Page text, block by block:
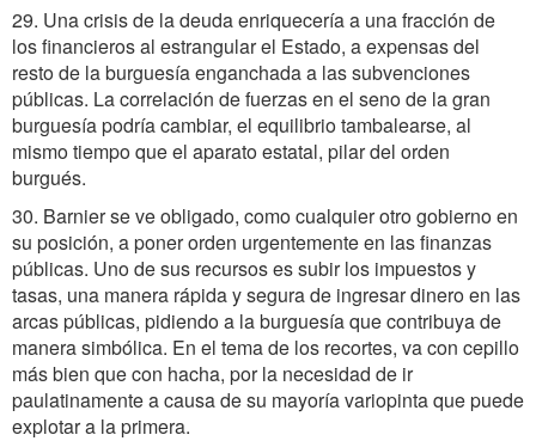
29. Una crisis de la deuda enriquecería a una fracción de
los financieros al estrangular el Estado, a expensas del
resto de la burguesía enganchada a las subvenciones
públicas. La correlación de fuerzas en el seno de la gran
burguesía podría cambiar, el equilibrio tambalearse, al
mismo tiempo que el aparato estatal, pilar del orden
burgués.
30. Barnier se ve obligado, como cualquier otro gobierno en
su posición, a poner orden urgentemente en las finanzas
públicas. Uno de sus recursos es subir los impuestos y
tasas, una manera rápida y segura de ingresar dinero en las
arcas públicas, pidiendo a la burguesía que contribuya de
manera simbólica. En el tema de los recortes, va con cepillo
más bien que con hacha, por la necesidad de ir
paulatinamente a causa de su mayoría variopinta que puede
explotar a la primera.